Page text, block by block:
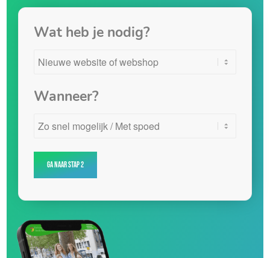
Wat heb je nodig?
Wanneer?